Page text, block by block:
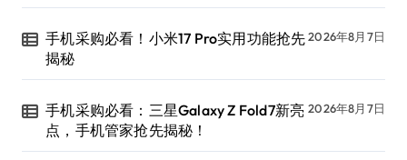
手机采购必看！小米17 Pro实用功能抢先
揭秘
2026年8月7日
手机采购必看：三星Galaxy Z Fold7新亮
点，手机管家抢先揭秘！
2026年8月7日